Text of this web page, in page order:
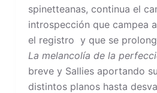
spinetteanas, continua el
introspección que campea
el registro y que se
La melancolía de la
breve y Sallies aportando
distintos planos hasta